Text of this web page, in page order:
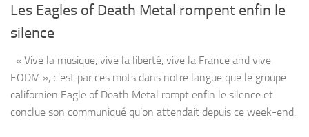
Les Eagles of Death Metal rompent enfin le
silence
« Vive la musique, vive la liberté, vive la France and vive
EODM », c’est par ces mots dans notre langue que le groupe
californien Eagle of Death Metal rompt enfin le silence et
conclue son communiqué qu’on attendait depuis ce week-end.